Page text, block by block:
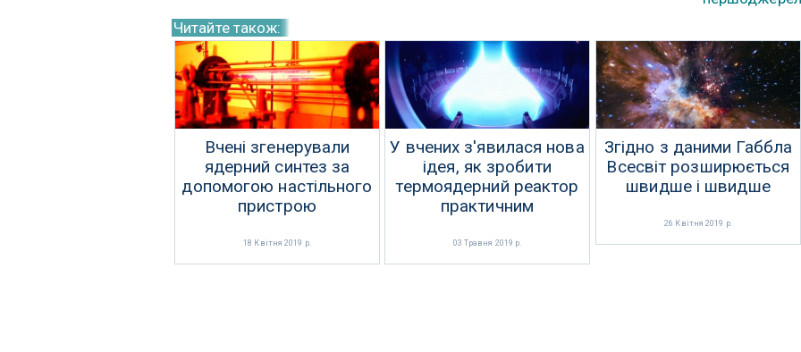
Читайте також:
Вчені згенерували
ядерний синтез за
допомогою настільного
пристрою
18 Квітня 2019 р.
У вчених з'явилася нова
ідея, як зробити
термоядерний реактор
практичним
03 Травня 2019 р.
Згідно з даними Габбла
Всесвіт розширюється
швидше і швидше
26 Квітня 2019 р.